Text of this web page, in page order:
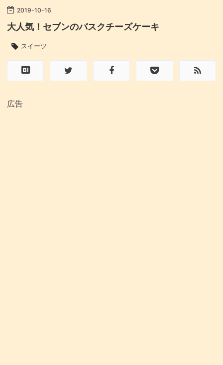
2019-10-16
大人気！セブンのバスクチーズケーキ
スイーツ
広告